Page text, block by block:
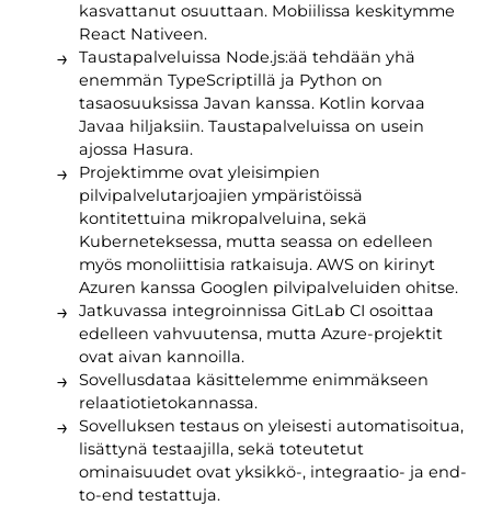
kasvattanut osuuttaan. Mobiilissa keskitymme
React Nativeen.
Taustapalveluissa Node.js:ää tehdään yhä
enemmän TypeScriptillä ja Python on
tasaosuuksissa Javan kanssa. Kotlin korvaa
Javaa hiljaksiin. Taustapalveluissa on usein
ajossa Hasura.
Projektimme ovat yleisimpien
pilvipalvelutarjoajien ympäristöissä
kontitettuina mikropalveluina, sekä
Kuberneteksessa, mutta seassa on edelleen
myös monoliittisia ratkaisuja. AWS on kirinyt
Azuren kanssa Googlen pilvipalveluiden ohitse.
Jatkuvassa integroinnissa GitLab CI osoittaa
edelleen vahvuutensa, mutta Azure-projektit
ovat aivan kannoilla.
Sovellusdataa käsittelemme enimmäkseen
relaatiotietokannassa.
Sovelluksen testaus on yleisesti automatisoitua,
lisättynä testaajilla, sekä toteutetut
ominaisuudet ovat yksikkö-, integraatio- ja end-
to-end testattuja.